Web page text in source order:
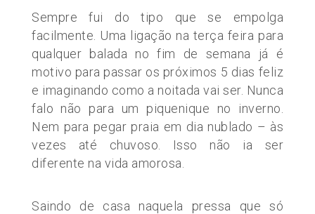
Sempre fui do tipo que se empolga
facilmente. Uma ligação na terça feira para
qualquer balada no fim de semana já é
motivo para passar os próximos 5 dias feliz
e imaginando como a noitada vai ser. Nunca
falo não para um piquenique no inverno.
Nem para pegar praia em dia nublado – às
vezes até chuvoso. Isso não ia ser
diferente na vida amorosa.
Saindo de casa naquela pressa que só